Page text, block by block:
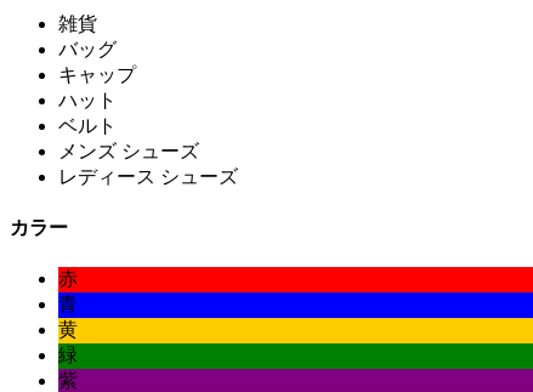
雑貨
バッグ
キャップ
ハット
ベルト
メンズ シューズ
レディース シューズ
カラー
赤
青
黄
緑
紫